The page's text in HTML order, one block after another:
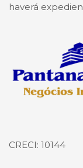
haverá
Página
CRECI: 10144